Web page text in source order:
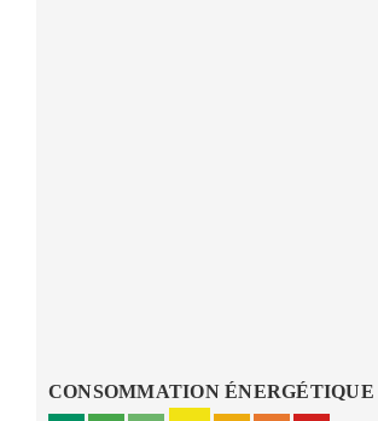
CONSOMMATION ÉNERGÉTIQUE